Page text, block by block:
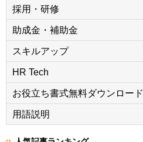
採用・研修
助成金・補助金
スキルアップ
HR Tech
お役立ち書式無料ダウンロード
用語説明